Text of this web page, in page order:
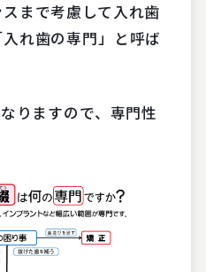
まで考慮して入れ歯
れ歯の専門」と呼ば
りますので、専門性